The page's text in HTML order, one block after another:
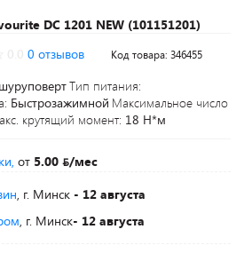
DC 1201 NEW (101151201)
0 отзывов Код товара: 346455
Тип питания:
Быстрозажимной Максимальное число
крутящий момент: 18 Н*м
от 5.00
/мес
, г. Минск - 12 августа
, г. Минск- 12 августа